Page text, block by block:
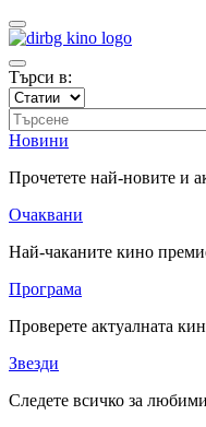
Търси в:
Новини
Прочетете най-новите и
Очаквани
Най-чаканите кино
Програма
Проверете актуалната
Звезди
Следете всичко за